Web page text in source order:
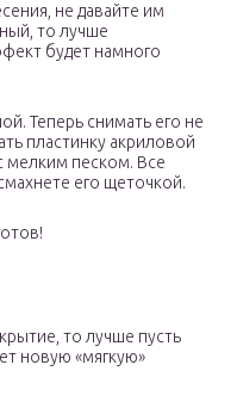
не давайте им
то лучше
будет намного
Теперь снимать его не
пластинку акриловой
мелким песком. Все
его щеточкой.
то лучше пусть
новую «мягкую»